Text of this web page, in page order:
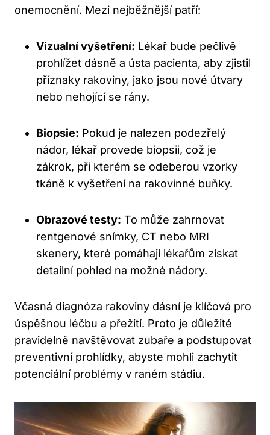
onemocnění. Mezi nejběžnější patří:
Vizualní vyšetření: Lékař bude pečlivě
prohlížet dásně a ústa pacienta, aby zjistil
příznaky rakoviny, jako jsou nové útvary
nebo nehojící se rány.
Biopsie: Pokud je nalezen podezřelý
nádor, lékař provede biopsii, což je
zákrok, při kterém se odeberou vzorky
tkáně k vyšetření na rakovinné buňky.
Obrazové testy: To může zahrnovat
rentgenové snímky, CT nebo MRI
skenery, které pomáhají lékařům získat
detailní pohled na možné nádory.
Včasná diagnóza rakoviny dásní je klíčová pro
úspěšnou léčbu a přežití. Proto je důležité
pravidelně navštěvovat zubaře a podstupovat
preventivní prohlídky, abyste mohli zachytit
potenciální problémy v raném stádiu.